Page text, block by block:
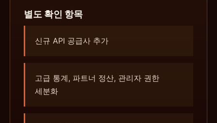
별도 확인 항목
신규 API 공급사 추가
고급 통계, 파트너 정산, 관리자 권한
세분화